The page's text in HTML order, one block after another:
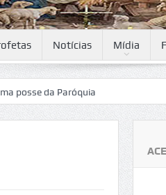
Notícias Mídia
da Paróquia